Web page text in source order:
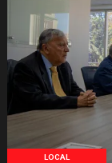
LOCAL